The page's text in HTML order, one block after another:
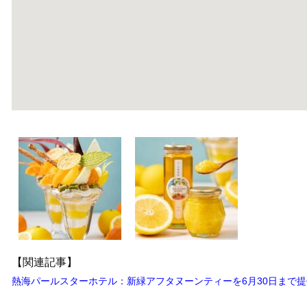
【関連記事】
熱海パールスターホテル：新緑アフタヌーンティーを6月30日まで